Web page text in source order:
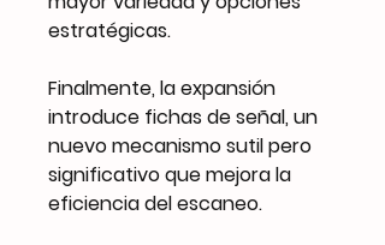
estratégicas.
Finalmente, la expansión
introduce fichas de señal, un
nuevo mecanismo sutil pero
significativo que mejora la
eficiencia del escaneo.